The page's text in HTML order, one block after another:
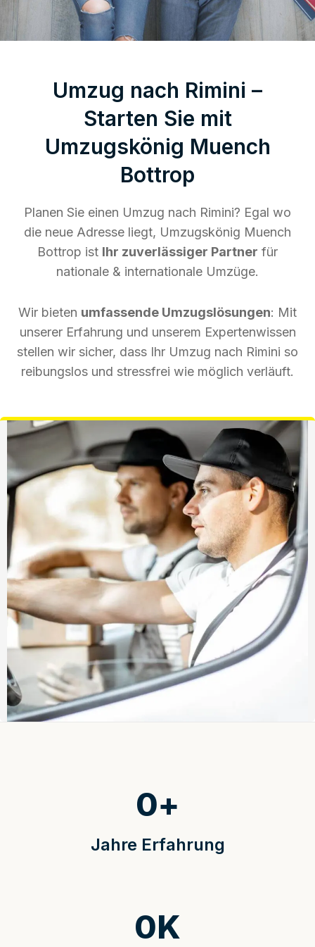
Umzug nach Rimini –
Starten Sie mit
Umzugskönig Muench
Bottrop
Planen Sie einen Umzug nach Rimini? Egal wo
die neue Adresse liegt, Umzugskönig Muench
Bottrop ist Ihr zuverlässiger Partner für
nationale & internationale Umzüge.
Wir bieten umfassende Umzugslösungen: Mit
unserer Erfahrung und unserem Expertenwissen
stellen wir sicher, dass Ihr Umzug nach Rimini so
reibungslos und stressfrei wie möglich verläuft.
Jahre Erfahrung
0+
0K